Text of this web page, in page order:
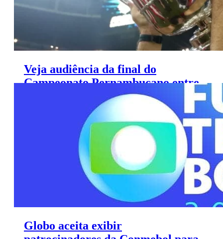
Veja audiência da final do
Campeonato Pernambucano entre
Globo aceita exibir